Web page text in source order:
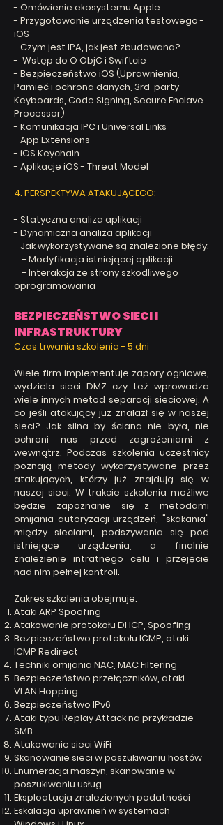
- Omówienie ekosystemu Apple
- Przygotowanie urządzenia testowego -
iOS
- Czym jest IPA, jak jest zbudowana?
- Wstęp do O ObjC i Swiftcie
- Bezpieczeństwo iOS (Uprawnienia,
Pamięć i ochrona danych, 3rd-party
Keyboards, Code Signing, Secure Enclave
Processor)
- Komunikacja IPC i Universal Links
- App Extensions
- iOS Keychain
- Aplikacje iOS - Threat Model
4. PERSPEKTYWA ATAKUJĄCEGO:
- Statyczna analiza aplikacji
- Dynamiczna analiza aplikacji
- Jak wykorzystywane są znalezione błędy:
- Modyfikacja istniejącej aplikacji
- Interakcja ze strony szkodliwego
oprogramowania
BEZPIECZEŃSTWO SIECI I
INFRASTRUKTURY
Czas trwania szkolenia - 5 dni
Wiele firm implementuje zapory ogniowe,
wydziela sieci DMZ czy też wprowadza
wiele innych metod separacji sieciowej. A
co jeśli atakujący już znalazł się w naszej
sieci? Jak silna by ściana nie była, nie
ochroni nas przed zagrożeniami z
wewnątrz. Podczas szkolenia uczestnicy
poznają metody wykorzystywane przez
atakujących, którzy już znajdują się w
naszej sieci. W trakcie szkolenia możliwe
będzie zapoznanie się z metodami
omijania autoryzacji urządzeń, "skakania"
między sieciami, podszywania się pod
istniejące urządzenia, a finalnie
znalezienie intratnego celu i przejęcie
nad nim pełnej kontroli.
Zakres szkolenia obejmuje:
Ataki ARP Spoofing
Atakowanie protokołu DHCP, Spoofing
Bezpieczeństwo protokołu ICMP, ataki
ICMP Redirect
Techniki omijania NAC, MAC Filtering
Bezpieczeństwo przełączników, ataki
VLAN Hopping
Bezpieczeństwo IPv6
Ataki typu Replay Attack na przykładzie
SMB
Atakowanie sieci WiFi
Skanowanie sieci w poszukiwaniu hostów
Enumeracja maszyn, skanowanie w
poszukiwaniu usług
Eksploatacja znalezionych podatności
Eskalacja uprawnień w systemach